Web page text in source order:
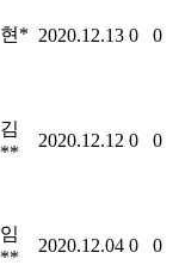
현* 2020.12.13 0 0
김
**
2020.12.12 0 0
임
**
2020.12.04 0 0